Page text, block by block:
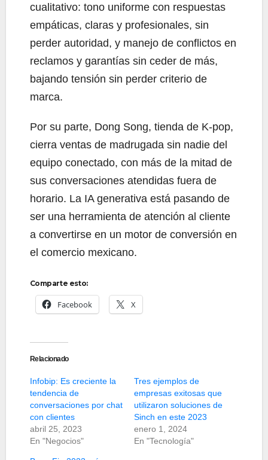
cualitativo: tono uniforme con respuestas
empáticas, claras y profesionales, sin
perder autoridad, y manejo de conflictos en
reclamos y garantías sin ceder de más,
bajando tensión sin perder criterio de
marca.
Por su parte, Dong Song, tienda de K-pop,
cierra ventas de madrugada sin nadie del
equipo conectado, con más de la mitad de
sus conversaciones atendidas fuera de
horario. La IA generativa está pasando de
ser una herramienta de atención al cliente
a convertirse en un motor de conversión en
el comercio mexicano.
Comparte esto:
Facebook X
Relacionado
Infobip: Es creciente la
tendencia de
conversaciones por chat
con clientes
abril 25, 2023
En "Negocios"
Tres ejemplos de
empresas exitosas que
utilizaron soluciones de
Sinch en este 2023
enero 1, 2024
En "Tecnología"